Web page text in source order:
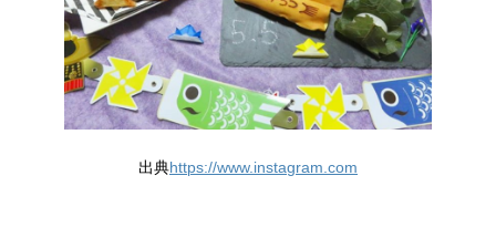
出典https://www.instagram.com